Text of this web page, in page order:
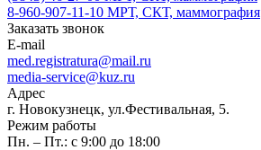
8-960-907-11-10 МРТ, СКТ, маммография
Заказать звонок
E-mail
med.registratura@mail.ru
media-service@kuz.ru
Адрес
г. Новокузнецк, ул.Фестивальная, 5.
Режим работы
Пн. – Пт.: с 9:00 до 18:00